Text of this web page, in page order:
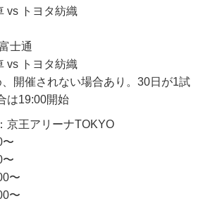
vs トヨタ紡織
士通
vs トヨタ紡織
開催されない場合あり。30日が1試
は19:00開始
京王アリーナTOKYO
〜
〜
〜
〜